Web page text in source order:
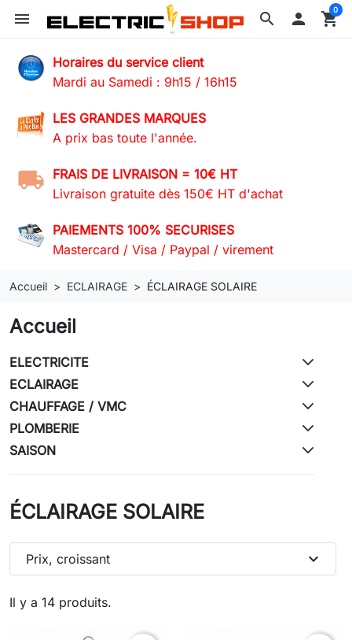
search
menu  shopping_cart
0
Horaires du service client
Mardi au Samedi : 9h15 / 16h15
LES GRANDES MARQUES
A prix bas toute l'année.
FRAIS DE LIVRAISON = 10€ HT
Livraison gratuite dès 150€ HT d'achat
PAIEMENTS 100% SECURISES
Mastercard / Visa / Paypal / virement
Accueil ECLAIRAGE ÉCLAIRAGE SOLAIRE
Accueil
ELECTRICITE
ECLAIRAGE
CHAUFFAGE / VMC
PLOMBERIE
SAISON
ÉCLAIRAGE SOLAIRE
Il y a 14 produits.
Prix, croissant expand_more